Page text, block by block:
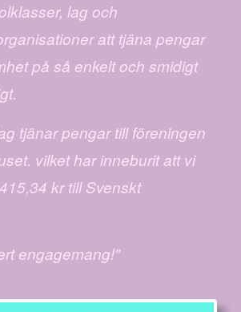
lag och
att tjäna pengar
på så enkelt och smidigt
tjänar pengar till föreningen
vilket har inneburit att vi
kr till Svenskt
engagemang!"